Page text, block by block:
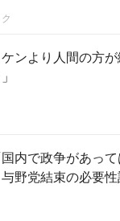
ンより人間の方が
内で政争があっ
野党結束の必要